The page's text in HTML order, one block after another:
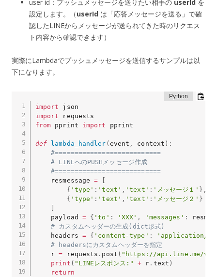
user id：プッシュメッセージを送りたい相手の userId を
設定します。（userId は「応答メッセージを送る」で確
認したLINEからメッセージが送られてきた時のリクエス
ト内容から確認できます）
実際にLambdaでプッシュメッセージを送信するサンプルは以
下になります。
import
import
from pprint import pprint
def lambda_handler ( event , context ) :
#===========================
# LINEへのPUSHメッセージ作成
#===========================
    resmessage
=
{ 'type' : 'text' , 'text' : 'メッセージ１' } ,
{ 'type' : 'text' , 'text' : 'メッセージ２' }
    payload
= { 'to' : 'XXX' , 'messages' :
# カスタムヘッダーの生成(dict形式)
    headers
= { 'content-type' :
'application/
# headersにカスタムヘッダーを指定
    r
= requests . post ( "https://api.line.me/v2/
print ( "LINEレスポンス:" + r . text )
return